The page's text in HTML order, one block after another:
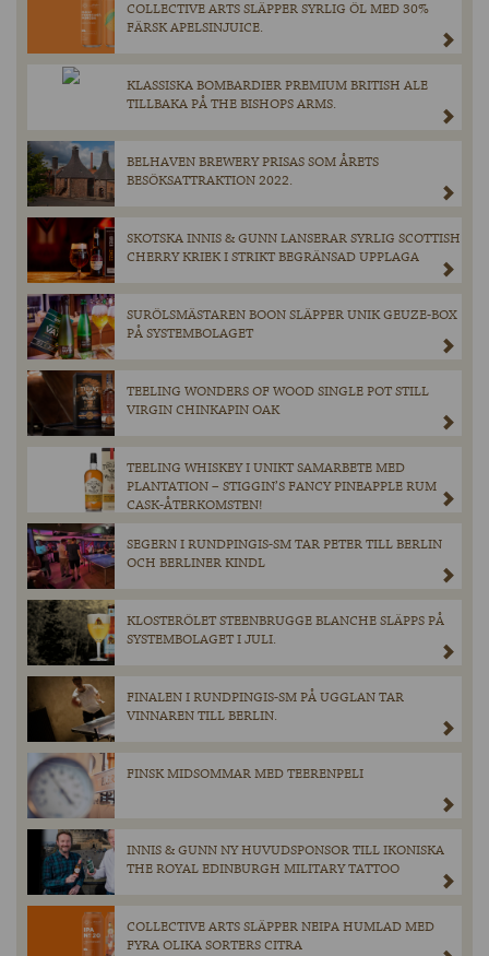
COLLECTIVE ARTS SLÄPPER SYRLIG ÖL MED 30%
FÄRSK APELSINJUICE.
KLASSISKA BOMBARDIER PREMIUM BRITISH ALE
TILLBAKA PÅ THE BISHOPS ARMS.
BELHAVEN BREWERY PRISAS SOM ÅRETS
BESÖKSATTRAKTION 2022.
SKOTSKA INNIS & GUNN LANSERAR SYRLIG SCOTTISH
CHERRY KRIEK I STRIKT BEGRÄNSAD UPPLAGA
SURÖLSMÄSTAREN BOON SLÄPPER UNIK GEUZE-BOX
PÅ SYSTEMBOLAGET
TEELING WONDERS OF WOOD SINGLE POT STILL
VIRGIN CHINKAPIN OAK
TEELING WHISKEY I UNIKT SAMARBETE MED
PLANTATION – STIGGIN’S FANCY PINEAPPLE RUM
CASK-ÅTERKOMSTEN!
SEGERN I RUNDPINGIS-SM TAR PETER TILL BERLIN
OCH BERLINER KINDL
KLOSTERÖLET STEENBRUGGE BLANCHE SLÄPPS PÅ
SYSTEMBOLAGET I JULI.
FINALEN I RUNDPINGIS-SM PÅ UGGLAN TAR
VINNAREN TILL BERLIN.
FINSK MIDSOMMAR MED TEERENPELI
INNIS & GUNN NY HUVUDSPONSOR TILL IKONISKA
THE ROYAL EDINBURGH MILITARY TATTOO
COLLECTIVE ARTS SLÄPPER NEIPA HUMLAD MED
FYRA OLIKA SORTERS CITRA